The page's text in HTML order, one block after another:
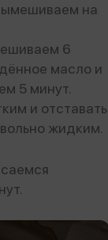
на
6
масло и
5 минут.
и отставать
жидким.